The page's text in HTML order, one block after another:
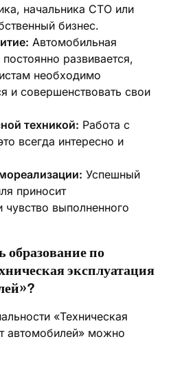
начальника СТО или
бизнес.
Автомобильная
развивается,
необходимо
и совершенствовать свои
техникой: Работа с
всегда интересно и
Успешный
приносит
чувство выполненного
образование по
эксплуатация
«Техническая
автомобилей» можно